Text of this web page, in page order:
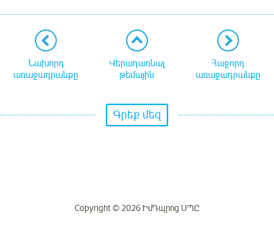
Նախորդ
առաջադրանքը
Վերադառնալ
թեմային
Հաջորդ
առաջադրանքը
Գրեք մեզ
Copyright © 2026 ԻմԴպրոց ՍՊԸ